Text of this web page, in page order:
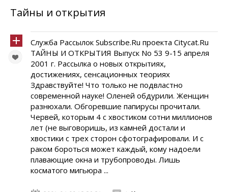
Тайны и открытия
Служба Рассылок Subscribe.Ru проекта Citycat.Ru
ТАЙНЫ И ОТКРЫТИЯ Выпуск No 53 9-15 апреля
2001 г. Рассылка о новых открытиях,
достижениях, сенсационных теориях
Здравствуйте! Что только не подвластно
современной науке! Оленей обдурили. Женщин
разнюхали. Обгоревшие папирусы прочитали.
Червей, которым 4 с хвостиком сотни миллионов
лет (не выговоришь, из камней достали и
хвостики с трех сторон сфотографировали. И с
раком бороться может каждый, кому надоели
плавающие окна и трубопроводы. Лишь
косматого мигьюра ...